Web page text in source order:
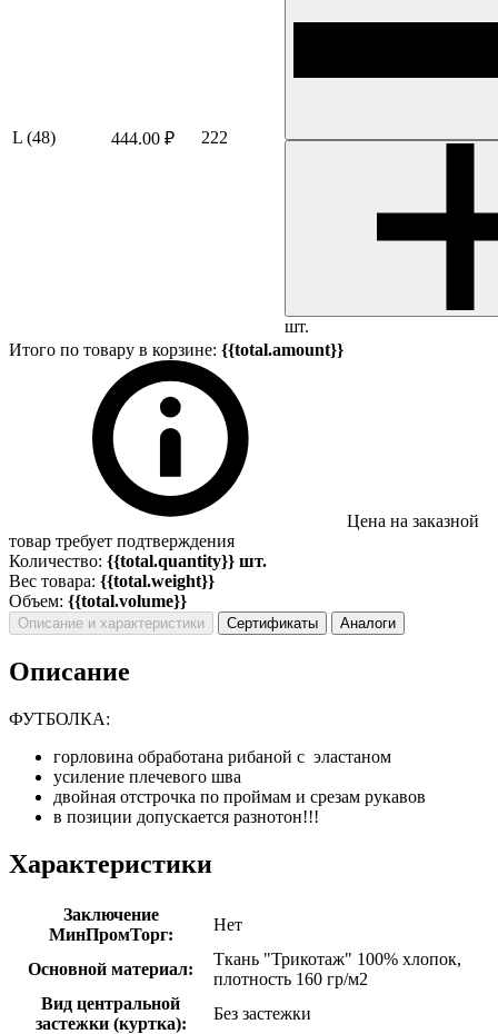
L (48) 444.00 ₽ 222
шт.
Итого по товару в корзине: {{total.amount}}
Цена на заказной
товар требует подтверждения
Количество: {{total.quantity}} шт.
Вес товара: {{total.weight}}
Объем: {{total.volume}}
Описание и характеристики Сертификаты Аналоги
Описание
ФУТБОЛКА:
горловина обработана рибаной с эластаном
усиление плечевого шва
двойная отстрочка по проймам и срезам рукавов
в позиции допускается разнотон!!!
Характеристики
Заключение
МинПромТорг:
Нет
Основной материал:
Ткань "Трикотаж" 100% хлопок,
плотность 160 гр/м2
Вид центральной
застежки (куртка):
Без застежки